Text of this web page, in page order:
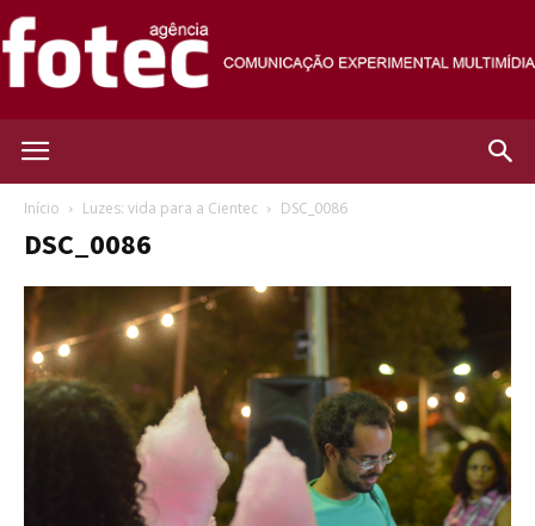
Início Luzes: vida para a Cientec DSC_0086
DSC_0086